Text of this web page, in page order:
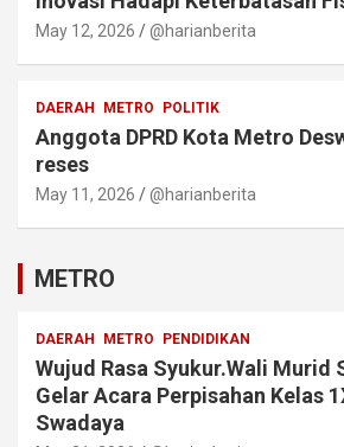
May 12, 2026 @harianberita
DAERAH METRO POLITIK
Anggota DPRD Kota Metro
reses
May 11, 2026 @harianberita
METRO
DAERAH METRO PENDIDIKAN
Wujud Rasa Syukur.Wali Murid
Gelar Acara Perpisahan Kelas
Swadaya